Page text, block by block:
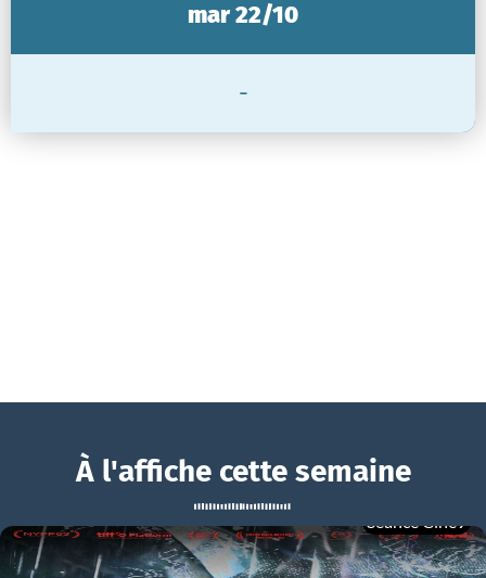
mar 22/10
-
À l'affiche cette semaine